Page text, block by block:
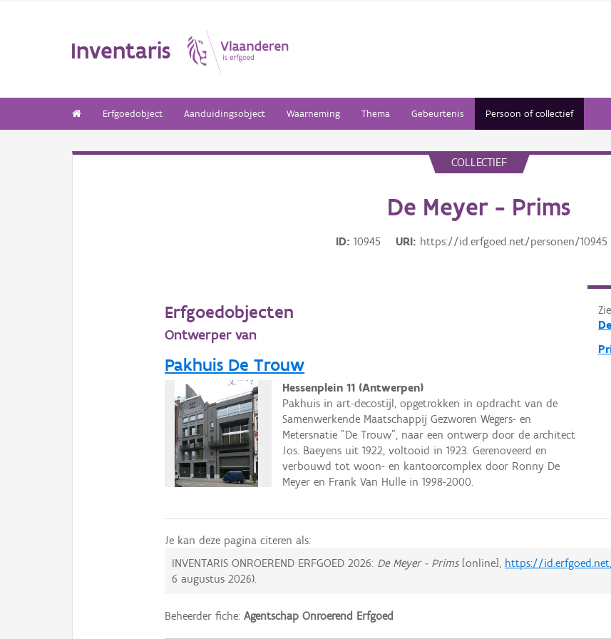
Inventaris
Erfgoedobject Aanduidingsobject Waarneming Thema Gebeurtenis Persoon of collectief
COLLECTIEF
De Meyer - Prims
ID 10945 URI https://id.erfgoed.net/personen/10945
Erfgoedobjecten
Ontwerper van
Pakhuis De Trouw
Hessenplein 11 (Antwerpen)
Pakhuis in art-decostijl, opgetrokken in opdracht van de
Samenwerkende Maatschappij Gezworen Wegers- en
Metersnatie "De Trouw", naar een ontwerp door de architect
Jos. Baeyens uit 1922, voltooid in 1923. Gerenoveerd en
verbouwd tot woon- en kantoorcomplex door Ronny De
Meyer en Frank Van Hulle in 1998-2000.
Je kan deze pagina citeren als:
INVENTARIS ONROEREND ERFGOED 2026: De Meyer - Prims[online], https://
6 augustus 2026).
Beheerder fiche:Agentschap Onroerend Erfgoed